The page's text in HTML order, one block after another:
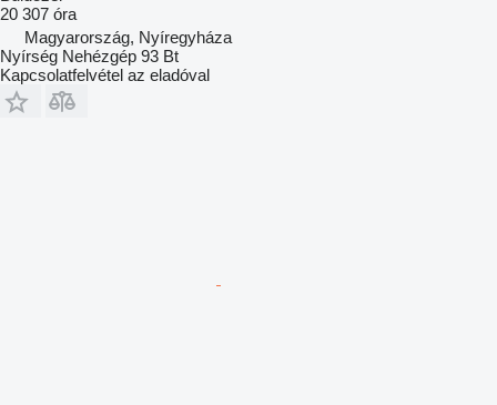
20 307 óra
Magyarország, Nyíregyháza
Nyírség Nehézgép 93 Bt
Kapcsolatfelvétel az eladóval